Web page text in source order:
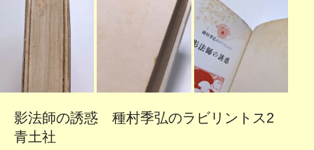
影法師の誘惑 種村季弘のラビリントス2
青土社